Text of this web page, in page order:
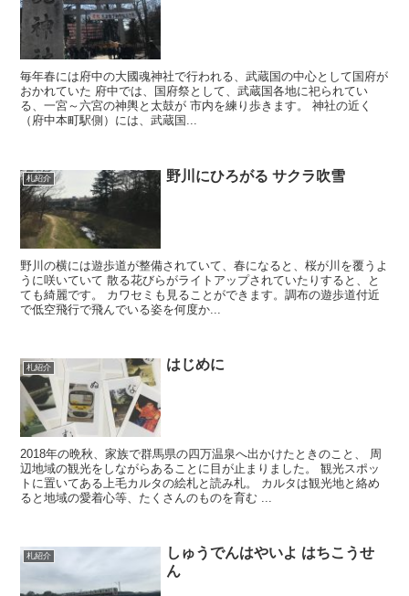
毎年春には府中の大國魂神社で行われる、武蔵国の中心として国府が
おかれていた 府中では、国府祭として、武蔵国各地に祀られてい
る、一宮～六宮の神輿と太鼓が 市内を練り歩きます。 神社の近く
（府中本町駅側）には、武蔵国...
札紹介 野川にひろがる サクラ吹雪
野川の横には遊歩道が整備されていて、春になると、桜が川を覆うよ
うに咲いていて 散る花びらがライトアップされていたりすると、と
ても綺麗です。 カワセミも見ることができます。調布の遊歩道付近
で低空飛行で飛んでいる姿を何度か...
札紹介 はじめに
2018年の晩秋、家族で群馬県の四万温泉へ出かけたときのこと、 周
辺地域の観光をしながらあることに目が止まりました。 観光スポッ
トに置いてある上毛カルタの絵札と読み札。 カルタは観光地と絡め
ると地域の愛着心等、たくさんのものを育む ...
札紹介
しゅうでんはやいよ はちこうせ
ん